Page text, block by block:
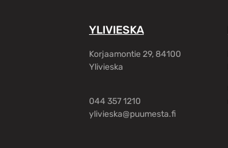
YLIVIESKA
Korjaamontie 29, 84100
Ylivieska
044 357 1210
ylivieska@puumesta.fi